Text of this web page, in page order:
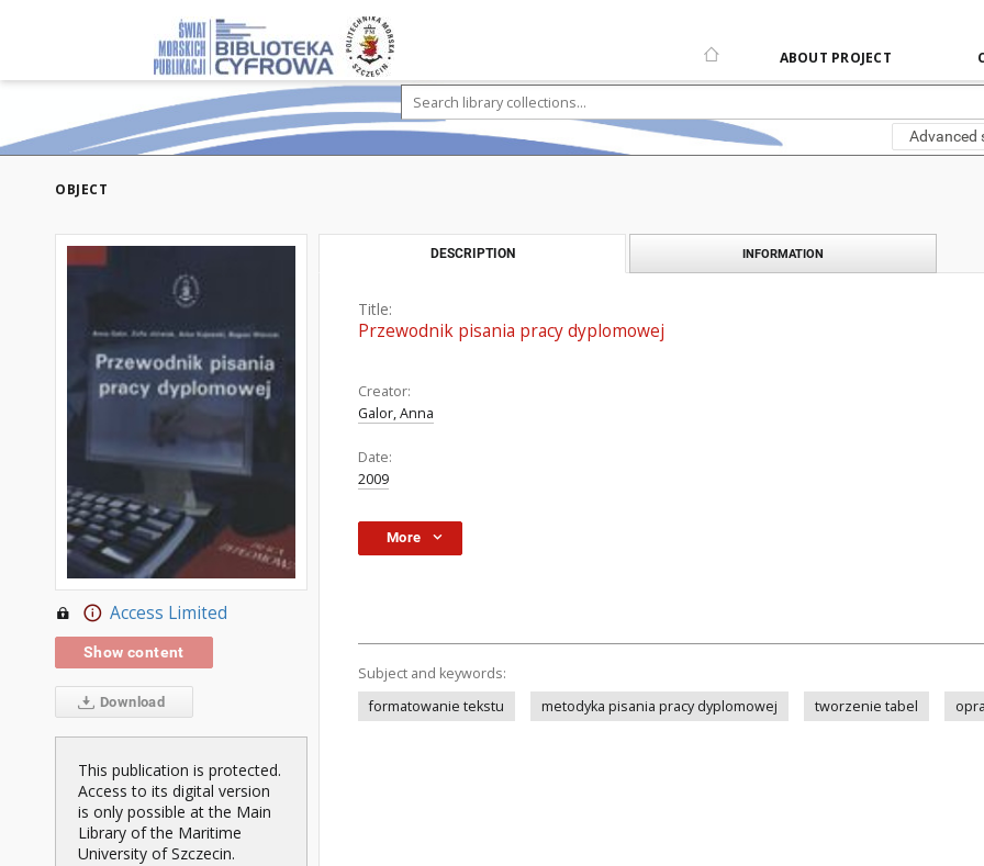
ABOUT PROJECT
Advanced
OBJECT
Access Limited
Show content
Download
This publication is protected.
Access to its digital version
is only possible at the Main
Library of the Maritime
University of Szczecin.
DESCRIPTION INFORMATION
Title:
Przewodnik pisania pracy dyplomowej
Creator:
Galor, Anna
Date:
2009
More
Subject and keywords:
formatowanie tekstu
metodyka pisania pracy dyplomowej tworzenie tabel